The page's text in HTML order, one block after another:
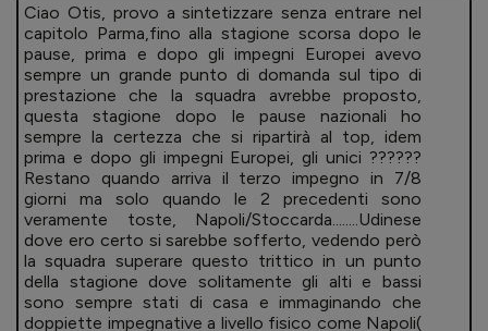
Ciao Otis, provo a sintetizzare senza entrare nel
capitolo Parma,fino alla stagione scorsa dopo le
pause, prima e dopo gli impegni Europei avevo
sempre un grande punto di domanda sul tipo di
prestazione che la squadra avrebbe proposto,
questa stagione dopo le pause nazionali ho
sempre la certezza che si ripartirà al top, idem
prima e dopo gli impegni Europei, gli unici ??????
Restano quando arriva il terzo impegno in 7/8
giorni ma solo quando le 2 precedenti sono
veramente toste, Napoli/Stoccarda........Udinese
dove ero certo si sarebbe sofferto, vedendo però
la squadra superare questo trittico in un punto
della stagione dove solitamente gli alti e bassi
sono sempre stati di casa e immaginando che
doppiette impegnative a livello fisico come Napoli(